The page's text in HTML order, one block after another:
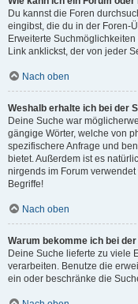
Du kannst die Foren
eingibst, die du in der Foren-
Erweiterte
Link anklickst, der von jeder
Nach oben
Weshalb erhalte ich bei der
Deine Suche war
gängige Wörter, welche von
spezifischere Anfrage und
bietet. Außerdem ist es
nirgends im Forum
Begriffe!
Nach oben
Warum bekomme ich bei
Deine Suche lieferte zu viele
verarbeiten. Benutze die
ein oder beschränke die